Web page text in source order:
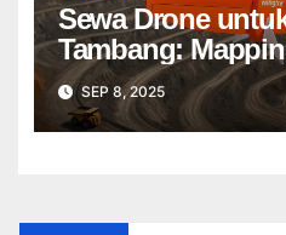
Sewa Drone
Tambang:
Profesional Lebih
SEP 8, 2025